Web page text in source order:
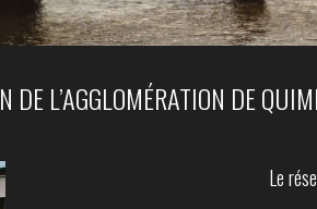
L’AGGLOMÉRATION DE
Le